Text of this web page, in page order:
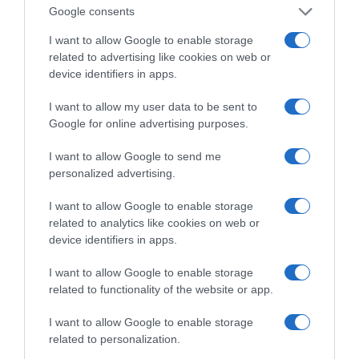
Google consents
I want to allow Google to enable storage
related to advertising like cookies on web or
device identifiers in apps.
I want to allow my user data to be sent to
Google for online advertising purposes.
I want to allow Google to send me
personalized advertising.
I want to allow Google to enable storage
related to analytics like cookies on web or
device identifiers in apps.
I want to allow Google to enable storage
related to functionality of the website or app.
I want to allow Google to enable storage
related to personalization.
ΔΙΑΒΑΣΤΕ ΚΑΙ ΤΑ ΠΑΡΑΚΑΤΩ